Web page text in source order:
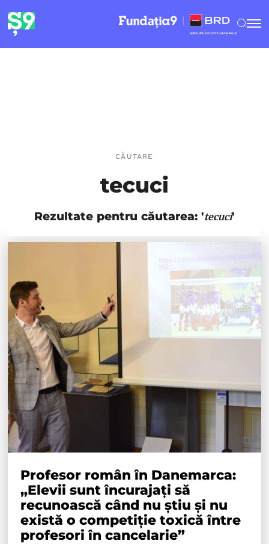
CĂUTARE
tecuci
Rezultate pentru căutarea: 'tecuci'
Profesor român în Danemarca:
„Elevii sunt încurajați să
recunoască când nu știu și nu
există o competiție toxică între
profesori în cancelarie”